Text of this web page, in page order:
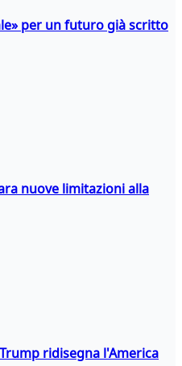
per un futuro già scritto
nuove limitazioni alla
ridisegna l'America